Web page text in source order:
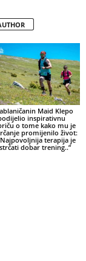
Maid Klepo
inspirativnu
o tome kako mu je
promijenilo život:
terapija je
dobar trening..”